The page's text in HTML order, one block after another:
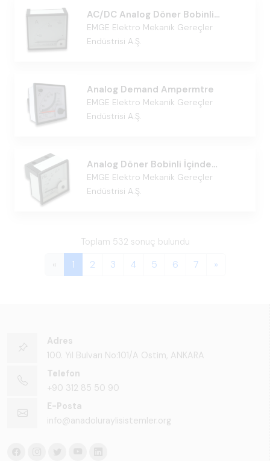
AC/DC Analog Döner Bobinli
Ampermetre
EMGE Elektro Mekanik Gereçler
Endüstrisi A.Ş.
Analog Demand Ampermtre
EMGE Elektro Mekanik Gereçler
Endüstrisi A.Ş.
Analog Döner Bobinli İçinde
Elektronik Devre Bulunan CosPhi-
Metre
EMGE Elektro Mekanik Gereçler
Endüstrisi A.Ş.
Toplam 532 sonuç bulundu
« 1 2 3 4 5 6 7 »
Adres
100. Yıl Bulvarı No:101/A Ostim, ANKARA
Telefon
+90 312 85 50 90
E-Posta
info@anadoluraylisistemler.org